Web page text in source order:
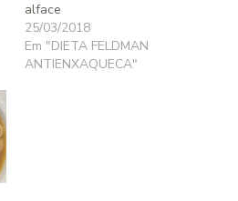
alface
25/03/2018
Em "DIETA FELDMAN
ANTIENXAQUECA"